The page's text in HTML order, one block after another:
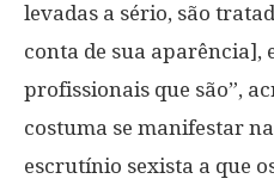
levadas a sério, são
conta de sua aparência],
profissionais que são”,
costuma se manifestar
escrutínio sexista a que